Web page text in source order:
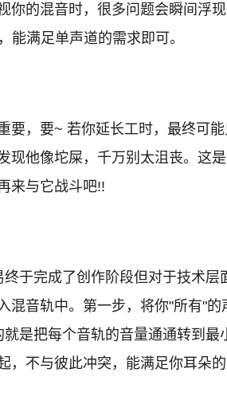
你的混音时，很多问题会瞬间浮
能满足单声道的需求即可。
要，要~ 若你延长工时，最终可
现他像坨屎，千万别太沮丧。这
来与它战斗吧!!
于完成了创作阶段但对于技术
混音轨中。第一步，将你"所有"
是把每个音轨的音量通通转到
不与彼此冲突，能满足你耳朵的